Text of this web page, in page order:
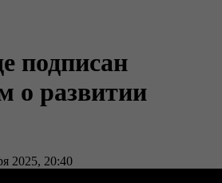
подписан
о развитии
2025, 20:40